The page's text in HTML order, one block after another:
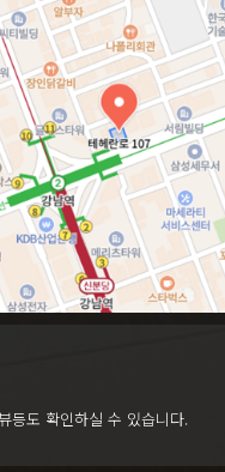
등도 확인하실 수 있습니다.